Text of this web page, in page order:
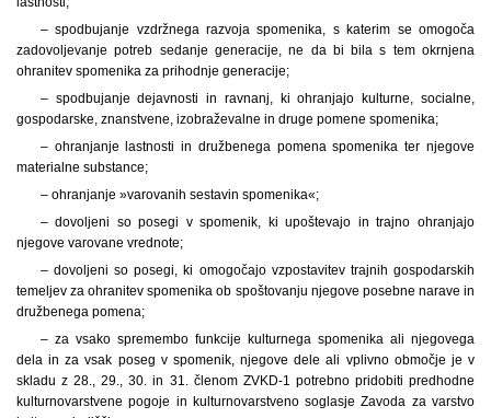
– spodbujanje vzdržnega razvoja spomenika, s katerim se omogoča
zadovoljevanje potreb sedanje generacije, ne da bi bila s tem okrnjena
ohranitev spomenika za prihodnje generacije;
– spodbujanje dejavnosti in ravnanj, ki ohranjajo kulturne, socialne,
gospodarske, znanstvene, izobraževalne in druge pomene spomenika;
– ohranjanje lastnosti in družbenega pomena spomenika ter njegove
materialne substance;
– ohranjanje »varovanih sestavin spomenika«;
– dovoljeni so posegi v spomenik, ki upoštevajo in trajno ohranjajo
njegove varovane vrednote;
– dovoljeni so posegi, ki omogočajo vzpostavitev trajnih gospodarskih
temeljev za ohranitev spomenika ob spoštovanju njegove posebne narave in
družbenega pomena;
– za vsako spremembo funkcije kulturnega spomenika ali njegovega
dela in za vsak poseg v spomenik, njegove dele ali vplivno območje je v
skladu z 28., 29., 30. in 31. členom ZVKD-1 potrebno pridobiti predhodne
kulturnovarstvene pogoje in kulturnovarstveno soglasje Zavoda za varstvo